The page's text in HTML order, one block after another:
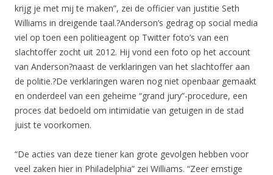
krijg je met mij te maken”, zei de officier van justitie Seth
Williams in dreigende taal.?Anderson’s gedrag op social media
viel op toen een politieagent op Twitter foto’s van een
slachtoffer zocht uit 2012. Hij vond een foto op het account
van Anderson?naast de verklaringen van het slachtoffer aan
de politie.?De verklaringen waren nog niet openbaar gemaakt
en onderdeel van een geheime “grand jury”-procedure, een
proces dat bedoeld om intimidatie van getuigen in de stad
juist te voorkomen.
“De acties van deze tiener kan grote gevolgen hebben voor
veel zaken hier in Philadelphia” zei Williams. “Zeer ernstige